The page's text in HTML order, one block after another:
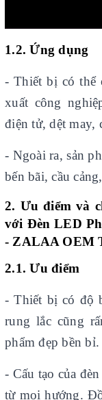
1.2. Ứng dụng
- Thiết bị có thể
xuất công
điện tử, dệt may,
- Ngoài ra, sản
bến bãi, cầu
2. Ưu điểm và
với Đèn LED
- ZALAA OEM
2.1. Ưu điểm
- Thiết bị có độ
rung lắc cũng
phẩm đẹp bền bỉ.
- Cấu tạo của
từ mọi hướng.